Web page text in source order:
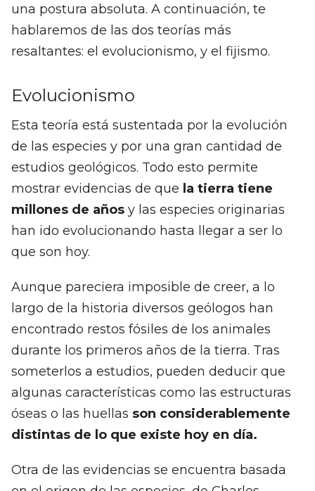
una postura absoluta. A continuación, te
hablaremos de las dos teorías más
resaltantes: el evolucionismo, y el fijismo.
Evolucionismo
Esta teoría está sustentada por la evolución
de las especies y por una gran cantidad de
estudios geológicos. Todo esto permite
mostrar evidencias de que la tierra tiene
millones de años y las especies originarias
han ido evolucionando hasta llegar a ser lo
que son hoy.
Aunque pareciera imposible de creer, a lo
largo de la historia diversos geólogos han
encontrado restos fósiles de los animales
durante los primeros años de la tierra. Tras
someterlos a estudios, pueden deducir que
algunas características como las estructuras
óseas o las huellas son considerablemente
distintas de lo que existe hoy en día.
Otra de las evidencias se encuentra basada